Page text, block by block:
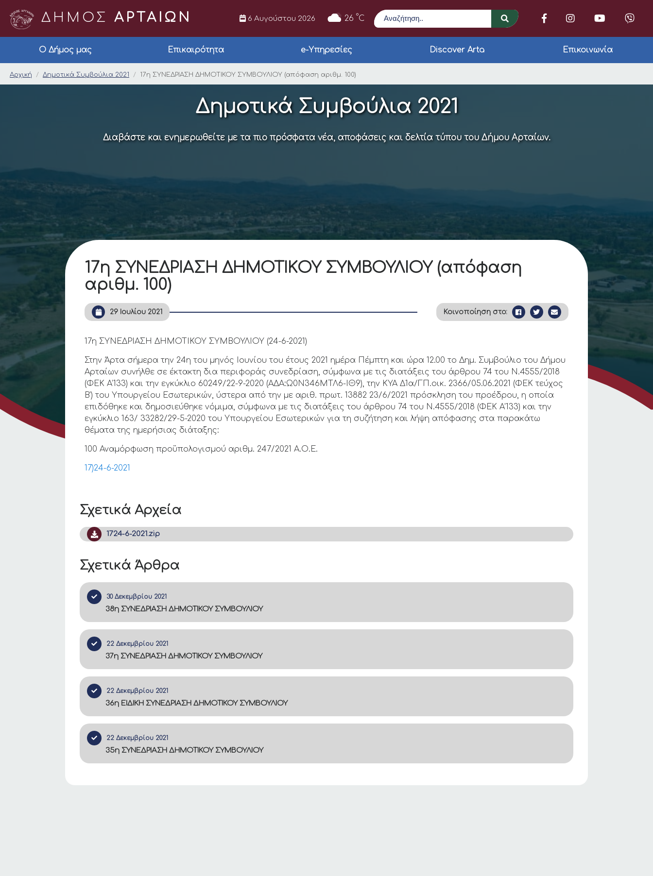
ΔΗΜΟΣ ΑΡΤΑΙΩΝ 6 Αυγούστου 2026 26 °C
Αναζήτηση
Ο Δήμος μας Επικαιρότητα e-Υπηρεσίες Discover Arta Επικοινωνία
17η ΣΥΝΕΔΡΙΑΣΗ ΔΗΜΟΤΙΚΟΥ ΣΥΜΒΟΥΛΙΟΥ (απόφαση αριθμ. 100)
Αρχική Δημοτικά Συμβούλια 2021 17η ΣΥΝΕΔΡΙΑΣΗ ΔΗΜΟΤΙΚΟΥ ΣΥΜΒΟΥΛΙΟΥ (απόφαση αριθμ. 100)
Δημοτικά Συμβούλια 2021
Διαβάστε και ενημερωθείτε με τα πιο πρόσφατα νέα, αποφάσεις και δελτία τύπου του Δήμου Αρταίων.
Σχετικά Αρχεία
1724-6-2021.zip
Σχετικά Άρθρα
30 Δεκεμβρίου 2021
38η ΣΥΝΕΔΡΙΑΣΗ ΔΗΜΟΤΙΚΟΥ ΣΥΜΒΟΥΛΙΟΥ
22 Δεκεμβρίου 2021
37η ΣΥΝΕΔΡΙΑΣΗ ΔΗΜΟΤΙΚΟΥ ΣΥΜΒΟΥΛΙΟΥ
22 Δεκεμβρίου 2021
36η ΕΙΔΙΚΗ ΣΥΝΕΔΡΙΑΣΗ ΔΗΜΟΤΙΚΟΥ ΣΥΜΒΟΥΛΙΟΥ
22 Δεκεμβρίου 2021
35η ΣΥΝΕΔΡΙΑΣΗ ΔΗΜΟΤΙΚΟΥ ΣΥΜΒΟΥΛΙΟΥ
17η ΣΥΝΕΔΡΙΑΣΗ ΔΗΜΟΤΙΚΟΥ ΣΥΜΒΟΥΛΙΟΥ (απόφαση
αριθμ. 100)
29 Ιουλίου 2021 Κοινοποίηση στο:
17η ΣΥΝΕΔΡΙΑΣΗ ΔΗΜΟΤΙΚΟΥ ΣΥΜΒΟΥΛΙΟΥ (24-6-2021)
Στην Άρτα σήμερα την 24η του μηνός Ιουνίου του έτους 2021 ημέρα Πέμπτη και ώρα 12.00 το Δημ. Συμβούλιο του Δήμου
Αρταίων συνήλθε σε έκτακτη δια περιφοράς συνεδρίαση, σύμφωνα με τις διατάξεις του άρθρου 74 του Ν.4555/2018
(ΦΕΚ Α’133) και την εγκύκλιο 60249/22-9-2020 (ΑΔΑ:Ω0Ν346ΜΤΛ6-ΙΘ9), την ΚΥΑ Δ1α/ΓΠ.οικ. 2366/05.06.2021 (ΦΕΚ τεύχος
Β’) του Υπουργείου Εσωτερικών, ύστερα από την με αριθ. πρωτ. 13882 23/6/2021 πρόσκληση του προέδρου, η οποία
επιδόθηκε και δημοσιεύθηκε νόμιμα, σύμφωνα με τις διατάξεις του άρθρου 74 του Ν.4555/2018 (ΦΕΚ Α’133) και την
εγκύκλιο 163/ 33282/29-5-2020 του Υπουργείου Εσωτερικών για τη συζήτηση και λήψη απόφασης στα παρακάτω
θέματα της ημερήσιας διάταξης:
100 Αναμόρφωση προϋπολογισμού αριθμ. 247/2021 Α.Ο.Ε.
17)24-6-2021